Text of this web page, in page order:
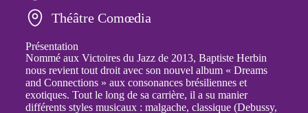
Théâtre Comœdia
Présentation
Nommé aux Victoires du Jazz de 2013, Baptiste Herbin
nous revient tout droit avec son nouvel album « Dreams
and Connections » aux consonances brésiliennes et
exotiques. Tout le long de sa carrière, il a su manier
différents styles musicaux : malgache, classique (Debussy,